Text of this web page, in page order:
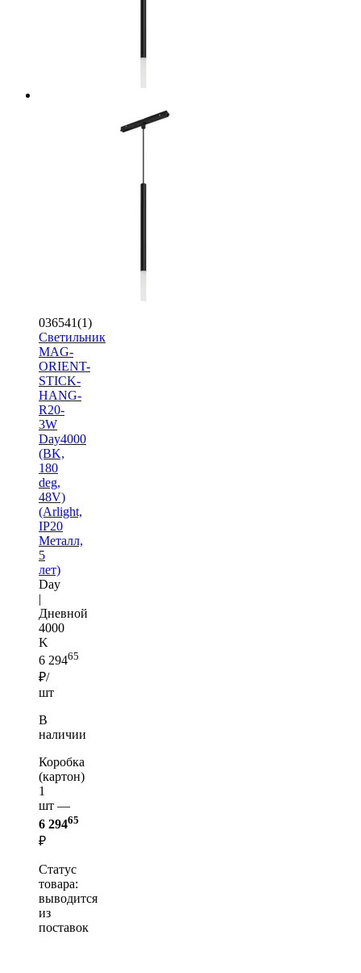
036541(1)
Светильник
MAG-
ORIENT-
STICK-
HANG-
R20-
3W
Day4000
(BK,
180
deg,
48V)
(Arlight,
IP20
Металл,
5
лет)
Day
|
Дневной
4000
K
6 29465
₽/
шт
В
наличии
Коробка
(картон)
1
шт —
6 29465
₽
Статус
товара:
выводится
из
поставок